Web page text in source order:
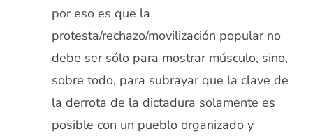
por eso es que la
protesta/rechazo/movilización popular no
debe ser sólo para mostrar músculo, sino,
sobre todo, para subrayar que la clave de
la derrota de la dictadura solamente es
posible con un pueblo organizado y